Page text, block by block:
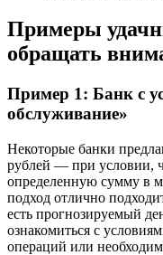
Примеры
обращать
Пример 1: Банк с
обслуживание»
Некоторые банки
рублей — при условии,
определенную сумму в
подход отлично
есть прогнозируемый
ознакомиться с
операций или